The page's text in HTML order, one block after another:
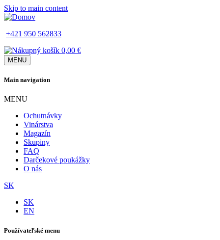
Skip to main content
+421 950 562833
0,00 €
MENU
Main navigation
MENU
Ochutnávky
Vinárstva
Magazín
Skupiny
FAQ
Darčekové poukážky
O nás
SK
SK
EN
Používateľské menu